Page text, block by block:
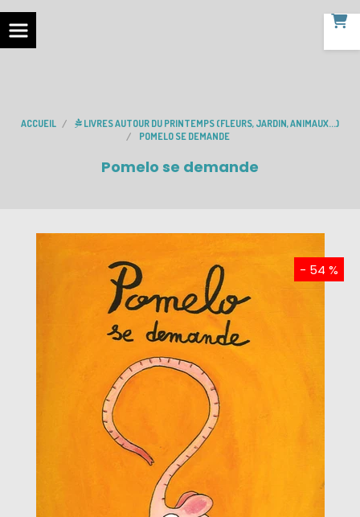
ACCUEIL
LIVRES AUTOUR DU PRINTEMPS (FLEURS, JARDIN, ANIMAUX...)
POMELO SE DEMANDE
Pomelo se demande
- 54 %